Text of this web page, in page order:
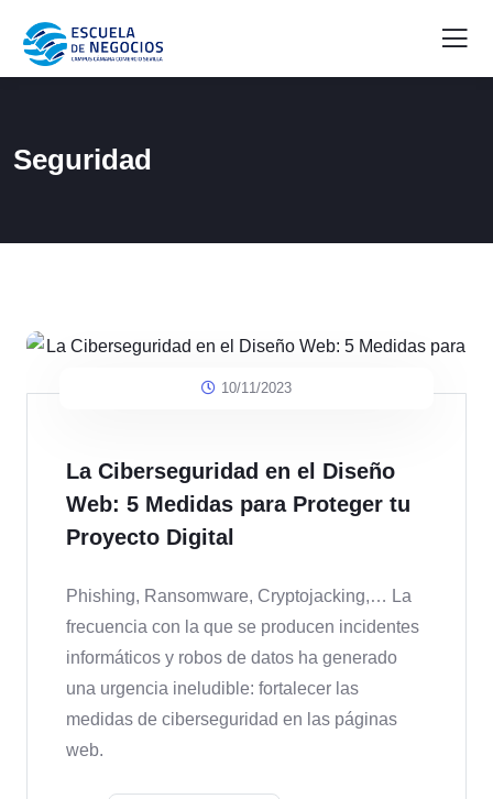
Seguridad
10/11/2023
La Ciberseguridad en el Diseño
Web: 5 Medidas para Proteger tu
Proyecto Digital
Phishing, Ransomware, Cryptojacking,… La
frecuencia con la que se producen incidentes
informáticos y robos de datos ha generado
una urgencia ineludible: fortalecer las
medidas de ciberseguridad en las páginas
web.